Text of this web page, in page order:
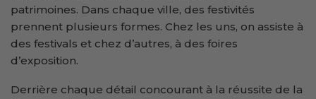
patrimoines. Dans chaque ville, des festivités
prennent plusieurs formes. Chez les uns, on assiste à
des festivals et chez d’autres, à des foires
d’exposition.
Derrière chaque détail concourant à la réussite de la